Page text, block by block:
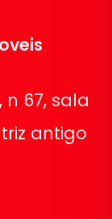
n 67, sala
antigo